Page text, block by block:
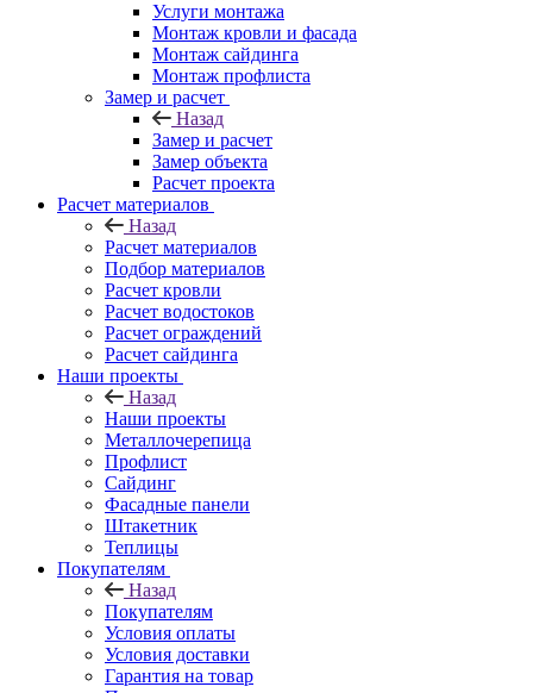
Услуги монтажа
Монтаж кровли и фасада
Монтаж сайдинга
Монтаж профлиста
Замер и расчет
Назад
Замер и расчет
Замер объекта
Расчет проекта
Расчет материалов
Назад
Расчет материалов
Подбор материалов
Расчет кровли
Расчет водостоков
Расчет ограждений
Расчет сайдинга
Наши проекты
Назад
Наши проекты
Металлочерепица
Профлист
Сайдинг
Фасадные панели
Штакетник
Теплицы
Покупателям
Назад
Покупателям
Условия оплаты
Условия доставки
Гарантия на товар